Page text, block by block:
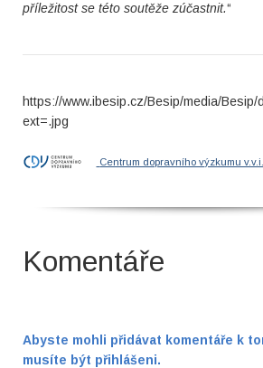
příležitost se této soutěže zúčastnit.“
https://www.ibesip.cz/Besip/media/
ext=.jpg
Centrum dopravního výzkumu v.v.i.
Komentáře
Abyste mohli přidávat komentáře k
musíte být přihlášeni.